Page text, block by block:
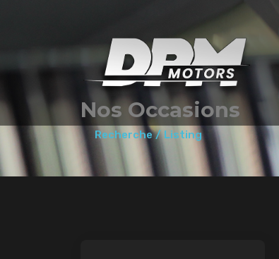
Nos Occasions
Recherche / Listing